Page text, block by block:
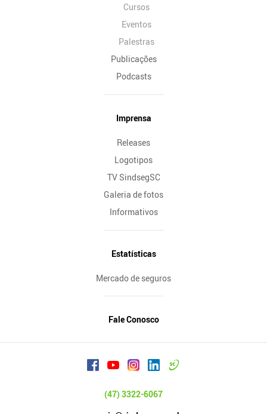
Cursos
Eventos
Palestras
Publicações
Podcasts
Imprensa
Releases
Logotipos
TV SindsegSC
Galeria de fotos
Informativos
Estatísticas
Mercado de seguros
Fale Conosco
(47) 3322-6067